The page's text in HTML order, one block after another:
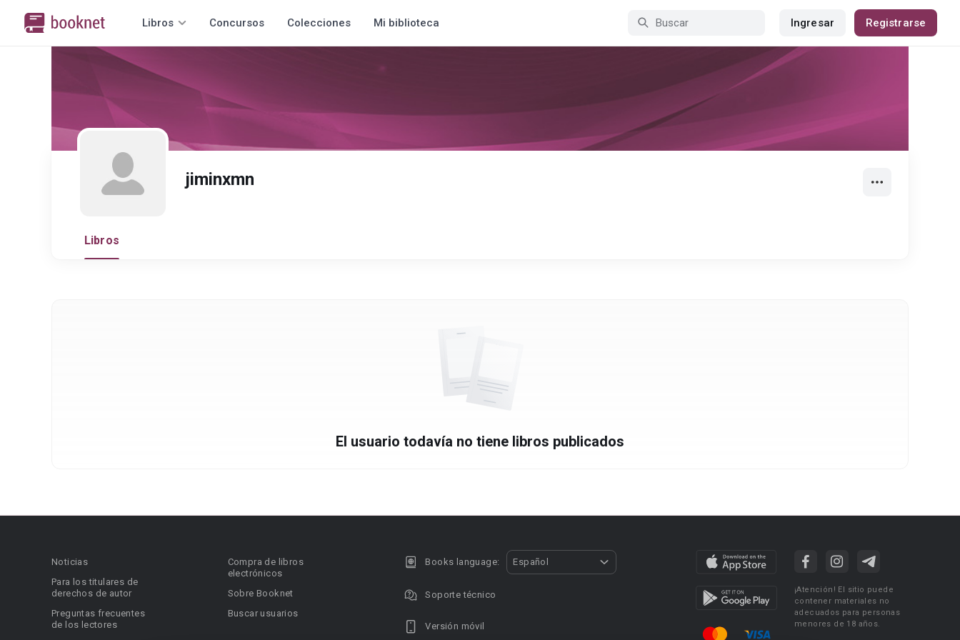
Libros Concursos Colecciones Mi biblioteca Ingresar Registrarse
jiminxmn
Libros
El usuario todavía no tiene libros publicados
Noticias
Para los titulares de
derechos de autor
Preguntas frecuentes
de los lectores
Compra de libros
electrónicos
Sobre Booknet
Buscar usuarios
Books language: Español
Soporte técnico
Versión móvil
¡Atención! El sitio puede
contener materiales no
adecuados para personas
menores de 18 años.